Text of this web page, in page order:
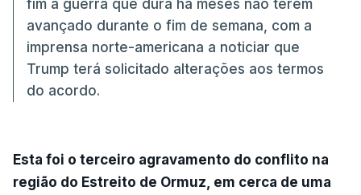
fim à guerra que dura há meses não terem
avançado durante o fim de semana, com a
imprensa norte-americana a noticiar que
Trump terá solicitado alterações aos termos
do acordo.
Esta foi o terceiro agravamento do conflito na
região do Estreito de Ormuz, em cerca de uma